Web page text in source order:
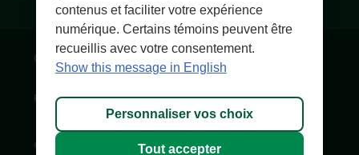
Conditions d'utilisation et notes légales
Personnaliser les témoins Accessibilité Plan du site
© 1996- , Fédération des caisses Desjardins du Québec. Tous
contenus et faciliter votre expérience
numérique. Certains témoins peuvent être
recueillis avec votre consentement.
Show this message in English
Personnaliser vos choix
Tout accepter